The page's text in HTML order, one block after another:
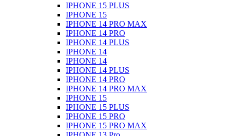
IPHONE 15 PLUS
IPHONE 15
IPHONE 14 PRO MAX
IPHONE 14 PRO
IPHONE 14 PLUS
IPHONE 14
IPHONE 14
IPHONE 14 PLUS
IPHONE 14 PRO
IPHONE 14 PRO MAX
IPHONE 15
IPHONE 15 PLUS
IPHONE 15 PRO
IPHONE 15 PRO MAX